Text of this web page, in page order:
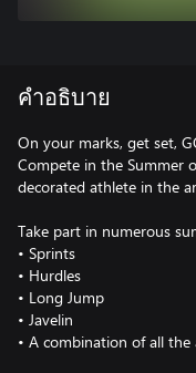
คำอธิบาย
On your marks, get set,
Compete in the Summer
decorated athlete in the
Take part in numerous
• Sprints
• Hurdles
• Long Jump
• Javelin
• A combination of all the